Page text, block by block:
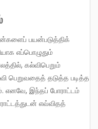
எப்பொழுதும்
கல்விபெறும்
பெறுவதைத் தடுத்த படித்த
எனவே, இந்தப் போராட்டம்
எவ்விதத்